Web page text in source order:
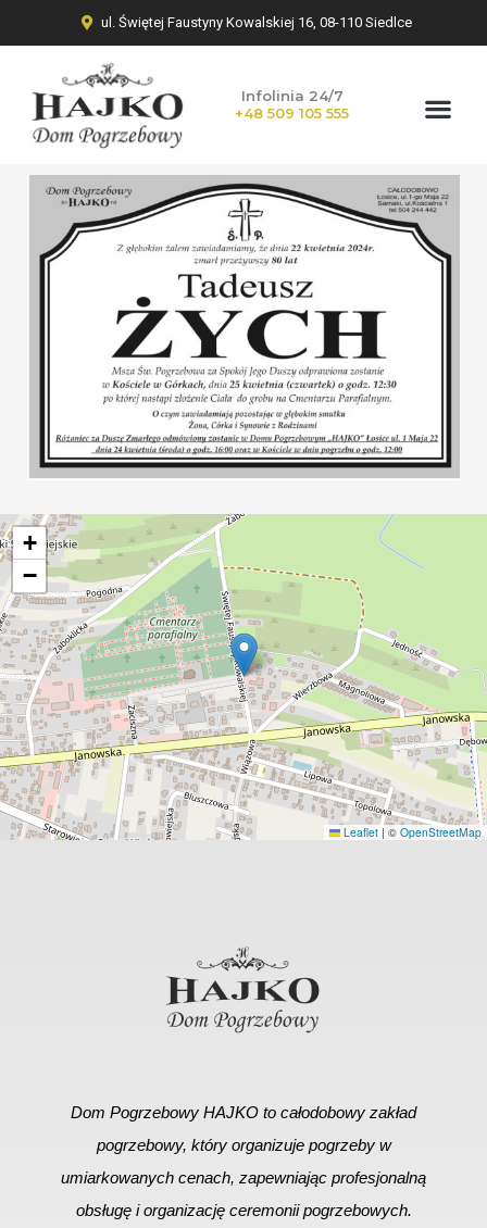
ul. Świętej Faustyny Kowalskiej 16, 08-110 Siedlce
Infolinia 24/7
+48 509 105 555
+
−
Leaflet | © OpenStreetMap
Dom Pogrzebowy HAJKO to całodobowy zakład
pogrzebowy, który organizuje pogrzeby w
umiarkowanych cenach, zapewniając profesjonalną
obsługę i organizację ceremonii pogrzebowych.